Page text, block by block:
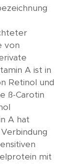
von
A ist in
Retinol und
ß-Carotin
A hat
mit